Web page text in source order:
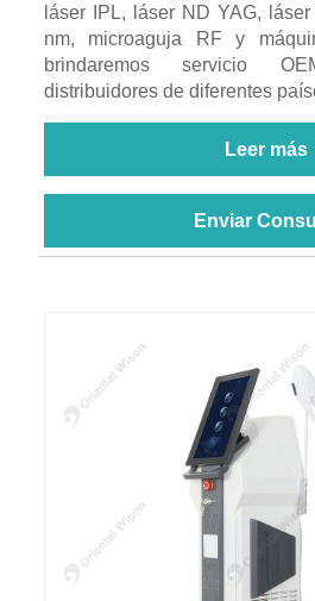
láser IPL, láser ND YAG,
nm, microaguja RF y
brindaremos servicio
distribuidores de diferentes
Leer más
Enviar